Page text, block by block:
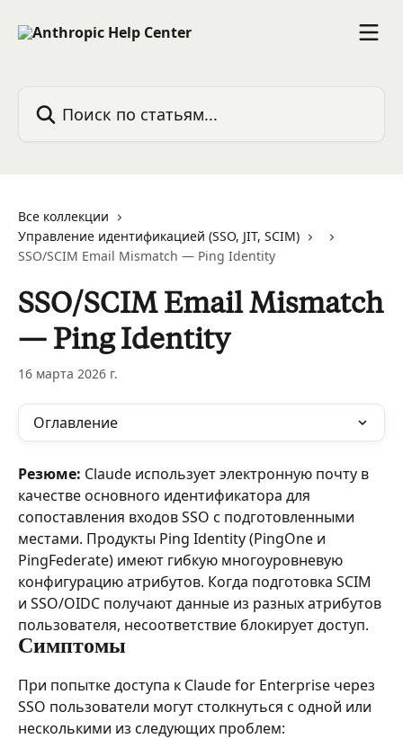
Все коллекции
Управление идентификацией (SSO, JIT, SCIM)
SSO/SCIM Email Mismatch — Ping Identity
SSO/SCIM Email Mismatch
— Ping Identity
16 марта 2026 г.
Оглавление
Резюме: Claude использует электронную почту в
качестве основного идентификатора для
сопоставления входов SSO с подготовленными
местами. Продукты Ping Identity (PingOne и
PingFederate) имеют гибкую многоуровневую
конфигурацию атрибутов. Когда подготовка SCIM
и SSO/OIDC получают данные из разных атрибутов
пользователя, несоответствие блокирует доступ.
Симптомы
При попытке доступа к Claude for Enterprise через
SSO пользователи могут столкнуться с одной или
несколькими из следующих проблем: